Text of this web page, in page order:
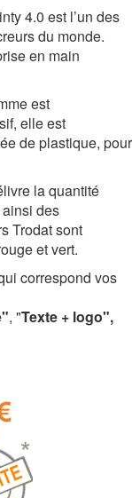
4.0 est l’un des
du monde.
en main
est
elle est
de plastique, pour
la quantité
des
Trodat sont
et vert.
correspond vos
, "Texte + logo",